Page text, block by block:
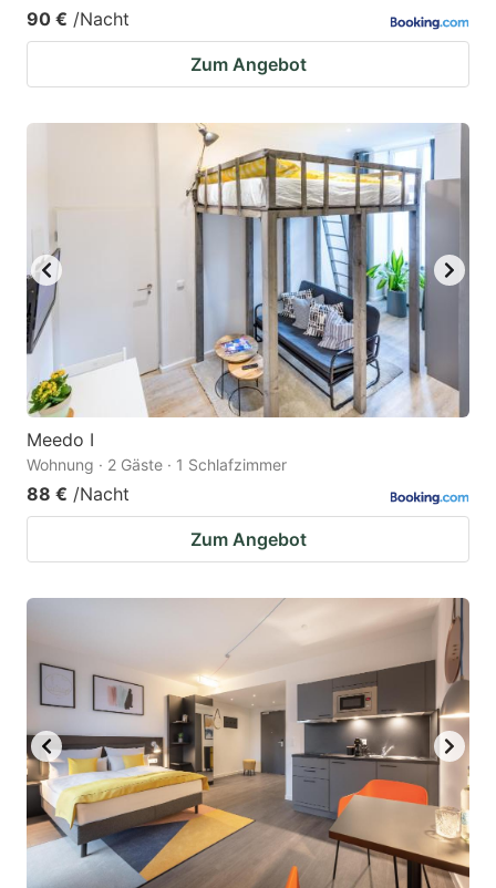
90 € /Nacht
Zum Angebot
Meedo I
Wohnung · 2 Gäste · 1 Schlafzimmer
88 € /Nacht
Zum Angebot